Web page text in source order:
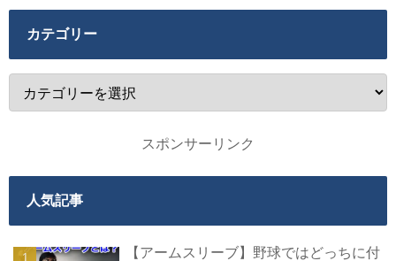
カテゴリー
スポンサーリンク
人気記事
【アームスリーブ】野球ではどっちに付